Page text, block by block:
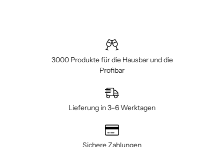
3000 Produkte für die Hausbar und die
Profibar
Lieferung in 3–6 Werktagen
Sichere Zahlungen